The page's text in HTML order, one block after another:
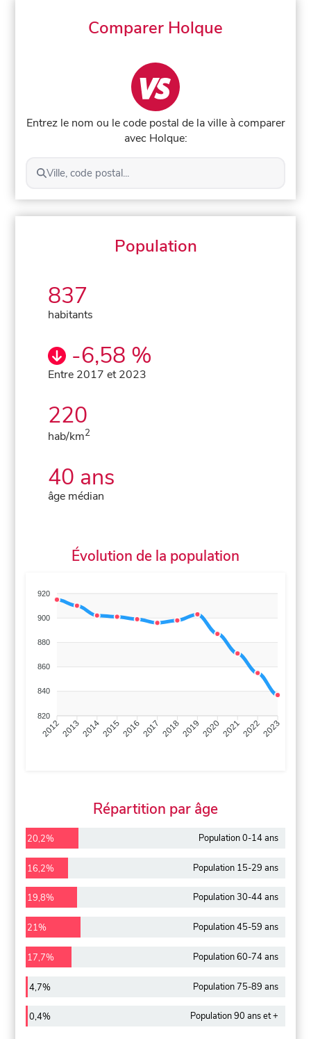
Comparer Holque
Entrez le nom ou le code postal de la ville à comparer
avec Holque:
Ville, code postal...
Population
837
habitants
-6,58 %
Entre 2017 et 2023
220
hab/km2
40 ans
âge médian
Évolution de la population
920
900
880
860
840
820
201220132014201520162017 20182019 2020202120222023
Répartition par âge
20,2% Population 0-14 ans
16,2% Population 15-29 ans
19,8% Population 30-44 ans
21% Population 45-59 ans
17,7% Population 60-74 ans
4,7% Population 75-89 ans
0,4% Population 90 ans et +